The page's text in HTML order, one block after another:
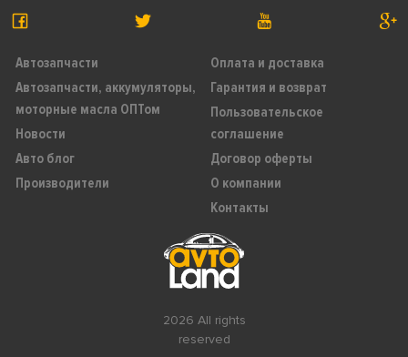
2026 All rights
reserved
Автозапчасти
Автозапчасти, аккумуляторы,
моторные масла ОПТом
Новости
Авто блог
Производители
Оплата и доставка
Гарантия и возврат
Пользовательское
соглашение
Договор оферты
О компании
Контакты